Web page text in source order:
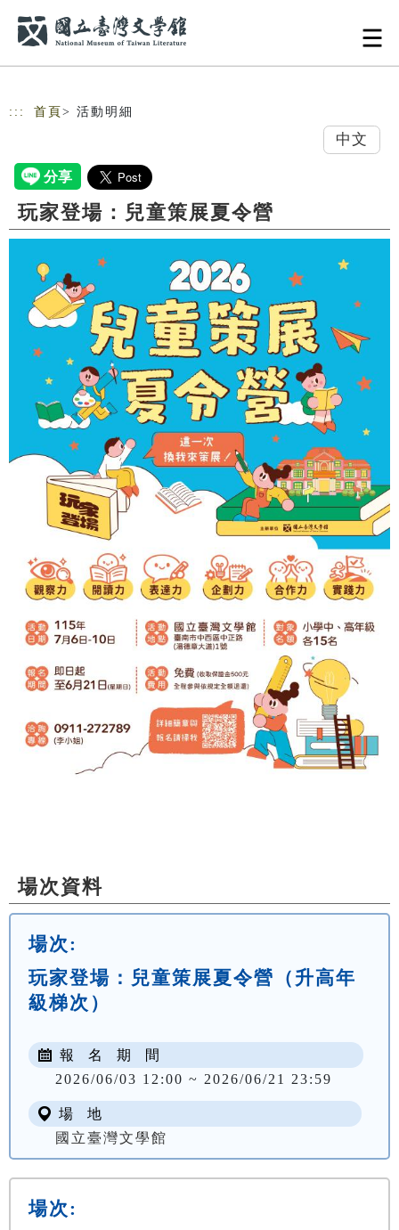
::: 首頁 > 活動明細
中文
玩家登場：兒童策展夏令營
場次資料
場次:
玩家登場：兒童策展夏令營（升高年
級梯次）
報 名 期 間
2026/06/03 12:00 ~ 2026/06/21 23:59
場 地
國立臺灣文學館
場次: